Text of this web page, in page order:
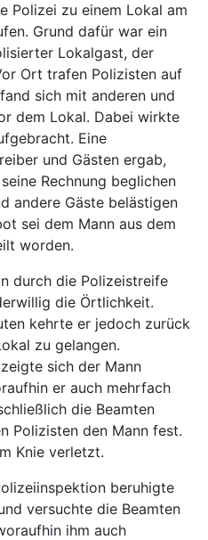
Polizei zu einem Lokal am
Grund dafür war ein
Lokalgast, der
Ort trafen Polizisten auf
sich mit anderen und
dem Lokal. Dabei wirkte
Eine
und Gästen ergab,
Rechnung beglichen
andere Gäste belästigen
sei dem Mann aus dem
worden.
durch die Polizeistreife
die Örtlichkeit.
kehrte er jedoch zurück
zu gelangen.
sich der Mann
er auch mehrfach
die Beamten
Polizisten den Mann fest.
Knie verletzt.
beruhigte
versuchte die Beamten
ihm auch